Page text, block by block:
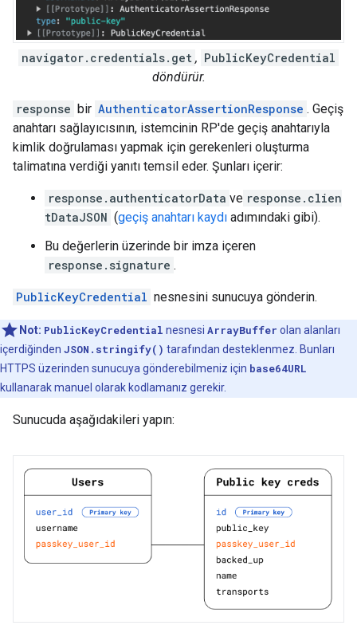
navigator.credentials.get , PublicKeyCredential
döndürür.
response bir AuthenticatorAssertionResponse . Geçiş
anahtarı sağlayıcısının, istemcinin RP'de geçiş anahtarıyla
kimlik doğrulaması yapmak için gerekenleri oluşturma
talimatına verdiği yanıtı temsil eder. Şunları içerir:
response.authenticatorData ve response.clien
tDataJSON (geçiş anahtarı kaydı adımındaki gibi).
Bu değerlerin üzerinde bir imza içeren
response.signature .
PublicKeyCredential nesnesini sunucuya gönderin.
Not: PublicKeyCredential nesnesi ArrayBuffer olan alanları
içerdiğinden JSON.stringify() tarafından desteklenmez. Bunları
HTTPS üzerinden sunucuya gönderebilmeniz için base64URL
kullanarak manuel olarak kodlamanız gerekir.
Sunucuda aşağıdakileri yapın: